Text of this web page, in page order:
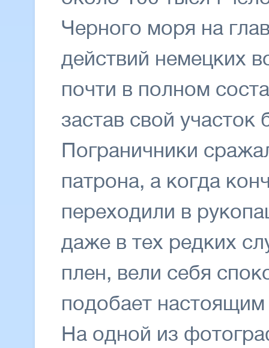
Черного моря на
действий немецких
почти в полном
застав свой участок
Пограничники
патрона, а когда
переходили в
даже в тех редких
плен, вели себя
подобает
На одной из